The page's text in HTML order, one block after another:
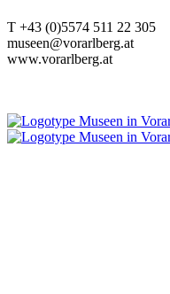
T +43 (0)5574 511 22 305
museen@vorarlberg.at
www.vorarlberg.at